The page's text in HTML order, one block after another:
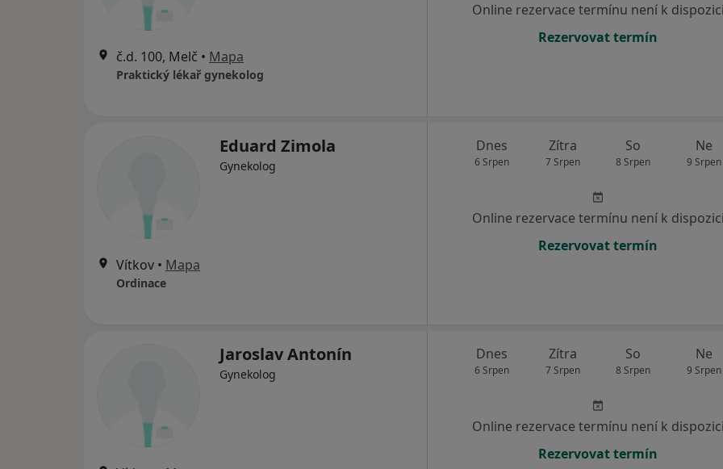
č.d. 100, Melč • Mapa
Praktický lékař gynekolog
Online rezervace termínu není k dispozici
Rezervovat termín
Eduard Zimola
Gynekolog
Vítkov • Mapa
Ordinace
Dnes
6 Srpen
Zítra
7 Srpen
So
8 Srpen
Ne
9 Srpen
Online rezervace termínu není k dispozici
Rezervovat termín
Jaroslav Antonín
Gynekolog
Dnes
6 Srpen
Zítra
7 Srpen
So
8 Srpen
Ne
9 Srpen
Online rezervace termínu není k dispozici
Rezervovat termín